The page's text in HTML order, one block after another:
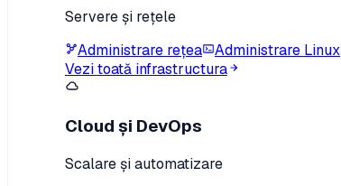
Servere și rețele
Administrare rețea
Administrare Linux
Vezi toată infrastructura
Cloud și DevOps
Scalare și automatizare